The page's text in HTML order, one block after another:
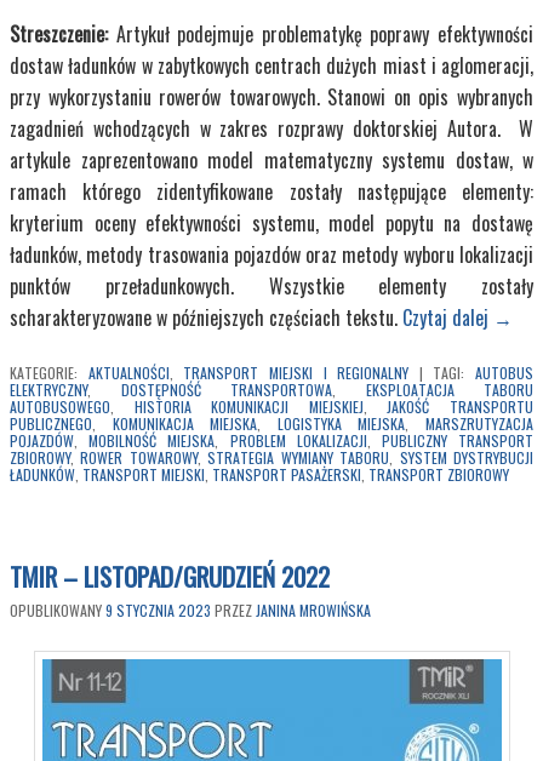
Streszczenie: Artykuł podejmuje problematykę poprawy efektywności
dostaw ładunków w zabytkowych centrach dużych miast i aglomeracji,
przy wykorzystaniu rowerów towarowych. Stanowi on opis wybranych
zagadnień wchodzących w zakres rozprawy doktorskiej Autora. W
artykule zaprezentowano model matematyczny systemu dostaw, w
ramach którego zidentyfikowane zostały następujące elementy:
kryterium oceny efektywności systemu, model popytu na dostawę
ładunków, metody trasowania pojazdów oraz metody wyboru lokalizacji
punktów przeładunkowych. Wszystkie elementy zostały
scharakteryzowane w późniejszych częściach tekstu. Czytaj dalej →
KATEGORIE: AKTUALNOŚCI TRANSPORT MIEJSKI I REGIONALNY | TAGI: AUTOBUS
ELEKTRYCZNY, DOSTĘPNOŚĆ TRANSPORTOWA
EKSPLOATACJA TABORU
AUTOBUSOWEGO
HISTORIA KOMUNIKACJI MIEJSKIEJ
JAKOŚĆ TRANSPORTU
PUBLICZNEGO
KOMUNIKACJA MIEJSKA LOGISTYKA MIEJSKA ,MARSZRUTYZACJA
POJAZDÓW ,MOBILNOŚĆ MIEJSKA PROBLEM LOKALIZACJI
PUBLICZNY TRANSPORT
ZBIOROWY,ROWER TOWAROWY,STRATEGIA WYMIANY TABORU SYSTEM DYSTRYBUCJI
ŁADUNKÓW TRANSPORT MIEJSKI TRANSPORT PASAŻERSKI TRANSPORT ZBIOROWY
TMIR – LISTOPAD/GRUDZIEŃ 2022
OPUBLIKOWANY9 STYCZNIA 2023 PRZEZJANINA MROWIŃSKA